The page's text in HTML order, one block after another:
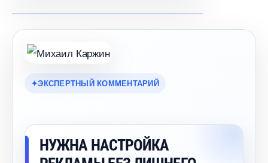
ЭКСПЕРТНЫЙ КОММЕНТАРИЙ
НУЖНА НАСТРОЙКА